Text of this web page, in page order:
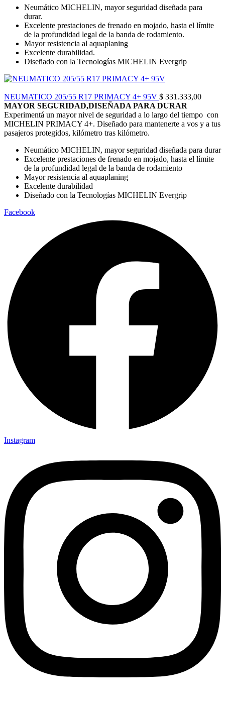
Neumático MICHELIN, mayor seguridad diseñada para
durar.
Excelente prestaciones de frenado en mojado, hasta el límite
de la profundidad legal de la banda de rodamiento.
Mayor resistencia al aquaplaning
Excelente durabilidad.
Diseñado con la Tecnologías MICHELIN Evergrip
NEUMATICO 205/55 R17 PRIMACY 4+ 95V $ 331.333,00
MAYOR SEGURIDAD,DISEÑADA PARA DURAR
Experimentá un mayor nivel de seguridad a lo largo del tiempo con
MICHELIN PRIMACY 4+. Diseñado para mantenerte a vos y a tus
pasajeros protegidos, kilómetro tras kilómetro.
Neumático MICHELIN, mayor seguridad diseñada para durar
Excelente prestaciones de frenado en mojado, hasta el límite
de la profundidad legal de la banda de rodamiento
Mayor resistencia al aquaplaning
Excelente durabilidad
Diseñado con la Tecnologías MICHELIN Evergrip
Facebook
Instagram